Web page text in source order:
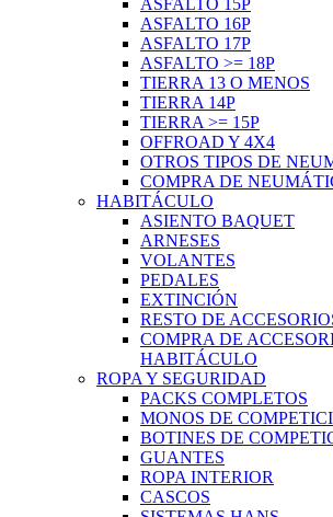
ASFALTO 15P
ASFALTO 16P
ASFALTO 17P
ASFALTO >= 18P
TIERRA 13 O MENOS
TIERRA 14P
TIERRA >= 15P
OFFROAD Y 4X4
OTROS TIPOS DE
COMPRA DE
HABITÁCULO
ASIENTO BAQUET
ARNESES
VOLANTES
PEDALES
EXTINCIÓN
RESTO DE
COMPRA DE
HABITÁCULO
ROPA Y SEGURIDAD
PACKS COMPLETOS
MONOS DE
BOTINES DE
GUANTES
ROPA INTERIOR
CASCOS